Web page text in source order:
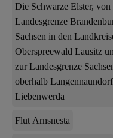
Die Schwarze Elster, von
Landesgrenze
Sachsen in den
Oberspreewald Lausitz
zur Landesgrenze
oberhalb
Liebenwerda
Flut Arnsnesta